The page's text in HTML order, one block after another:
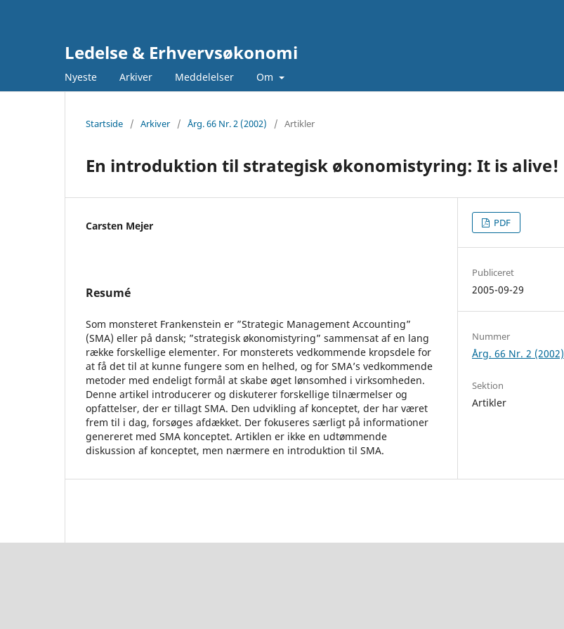
Ledelse & Erhvervsøkonomi
Nyeste Arkiver Meddelelser Om
Startside / Arkiver / Årg. 66 Nr. 2 (2002) / Artikler
En introduktion til strategisk økonomistyring: It is alive!
Carsten Mejer
Resumé
Som monsteret Frankenstein er ”Strategic Management Accounting”
(SMA) eller på dansk; ”strategisk økonomistyring” sammensat af en lang
række forskellige elementer. For monsterets vedkommende kropsdele for
at få det til at kunne fungere som en helhed, og for SMA’s vedkommende
metoder med endeligt formål at skabe øget lønsomhed i virksomheden.
Denne artikel introducerer og diskuterer forskellige tilnærmelser og
opfattelser, der er tillagt SMA. Den udvikling af konceptet, der har været
frem til i dag, forsøges afdækket. Der fokuseres særligt på informationer
genereret med SMA konceptet. Artiklen er ikke en udtømmende
diskussion af konceptet, men nærmere en introduktion til SMA.
PDF
Publiceret
2005-09-29
Nummer
Årg. 66 Nr. 2 (2002)
Sektion
Artikler